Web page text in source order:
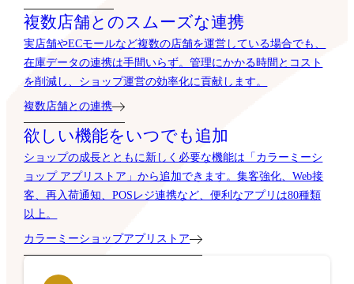
複数店舗とのスムーズな連携
実店舗やECモールなど複数の店舗を運営している場合でも、
在庫データの連携は手間いらず。管理にかかる時間とコスト
を削減し、ショップ運営の効率化に貢献します。
複数店舗との連携
欲しい機能をいつでも追加
ショップの成長とともに新しく必要な機能は「カラーミーシ
ョップ アプリストア」から追加できます。集客強化、Web接
客、再入荷通知、POSレジ連携など、便利なアプリは80種類
以上。
カラーミーショップアプリストア